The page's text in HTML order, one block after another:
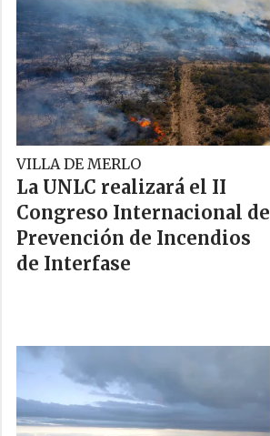
VILLA DE MERLO
La UNLC realizará el II
Congreso Internacional de
Prevención de Incendios
de Interfase